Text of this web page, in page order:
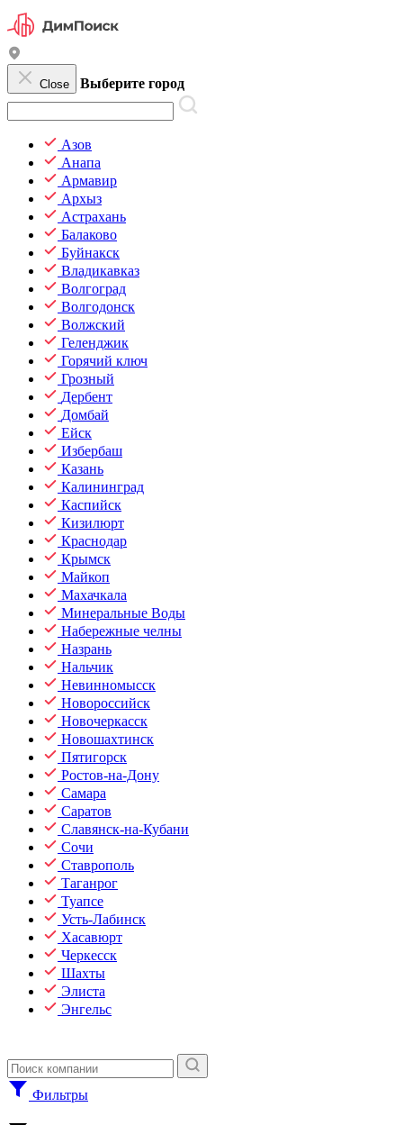
Close Выберите город
Азов
Анапа
Армавир
Архыз
Астрахань
Балаково
Буйнакск
Владикавказ
Волгоград
Волгодонск
Волжский
Геленджик
Горячий ключ
Грозный
Дербент
Домбай
Ейск
Избербаш
Казань
Калининград
Каспийск
Кизилюрт
Краснодар
Крымск
Майкоп
Махачкала
Минеральные Воды
Набережные челны
Назрань
Нальчик
Невинномысск
Новороссийск
Новочеркасск
Новошахтинск
Пятигорск
Ростов-на-Дону
Самара
Саратов
Славянск-на-Кубани
Сочи
Ставрополь
Таганрог
Туапсе
Усть-Лабинск
Хасавюрт
Черкесск
Шахты
Элиста
Энгельс
Фильтры